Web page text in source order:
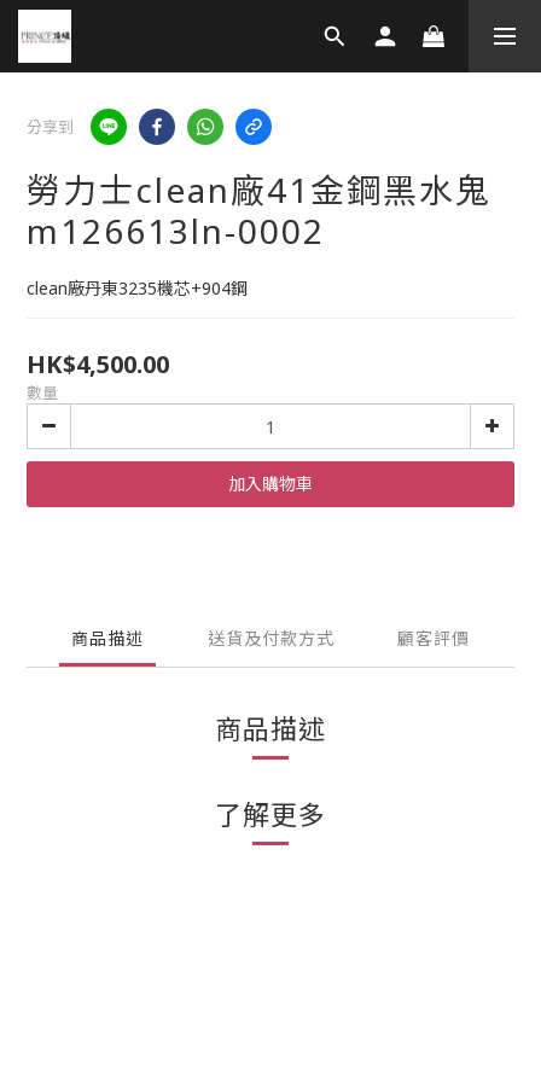
分享到
勞力士clean廠41金鋼黑水鬼
m126613ln-0002
clean廠丹東3235機芯+904鋼
HK$4,500.00
數量
加入購物車
商品描述 送貨及付款方式 顧客評價
商品描述
了解更多